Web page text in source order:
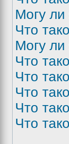
Могу ли
Что
Могу
Что
Что
Что
Что
Что